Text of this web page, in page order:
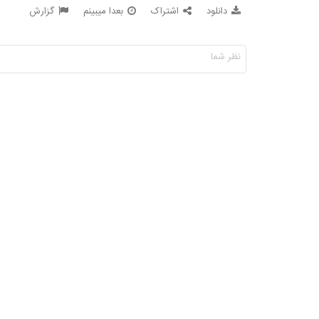
دانلود اشتراک بعدا میبینم گزارش